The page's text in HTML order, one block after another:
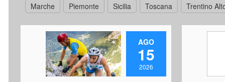
Marche
Piemonte Sicilia Toscana Trentino
AGO
15
2026